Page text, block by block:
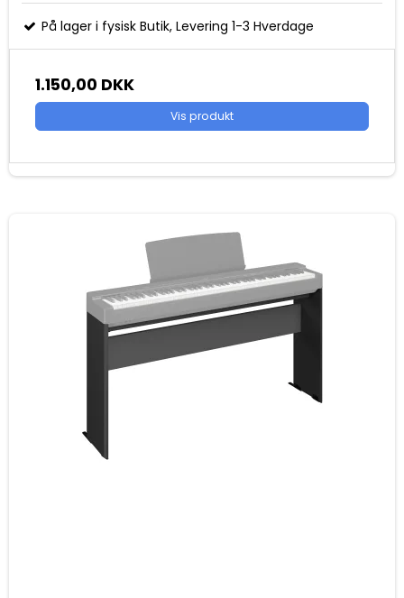
På lager i fysisk Butik, Levering 1-3 Hverdage
1.150,00 DKK
Vis produkt